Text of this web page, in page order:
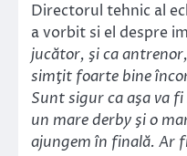
Directorul tehnic al
a vorbit si el despre
jucător, şi ca
simţit foarte bine
Sunt sigur ca aşa va
un mare derby şi o
ajungem în finală. Ar